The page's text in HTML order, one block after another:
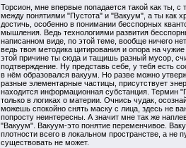
Торсион, мне впервые попадается такой как ты,
между понятиями "Пустота" и "Вакуум", а ты как
достичь, особенно в понимании бесспорных
мышления. Ведь технологиями развития
написанном виде, по этой теме, вообще ничего
ведь твоя методика цитирования и опора на
этой причине ты сюда и тащишь разный мусор,
подтверждение. Ну представь себе, у тебя есть
в нём образовался вакуум. Но разве можно
разные элементарные частицы, присутствует
находится информационная субстанция. Термин
только в логиках о материи. Очнись чудак,
можешь спокойно снять маску с лица, здесь не
попросту неинтересны. А значит мне так же
"Вакуум". Вакуум-это понятие переменчивое.
плотности всего в локальном пространстве, а не
существовать не может.